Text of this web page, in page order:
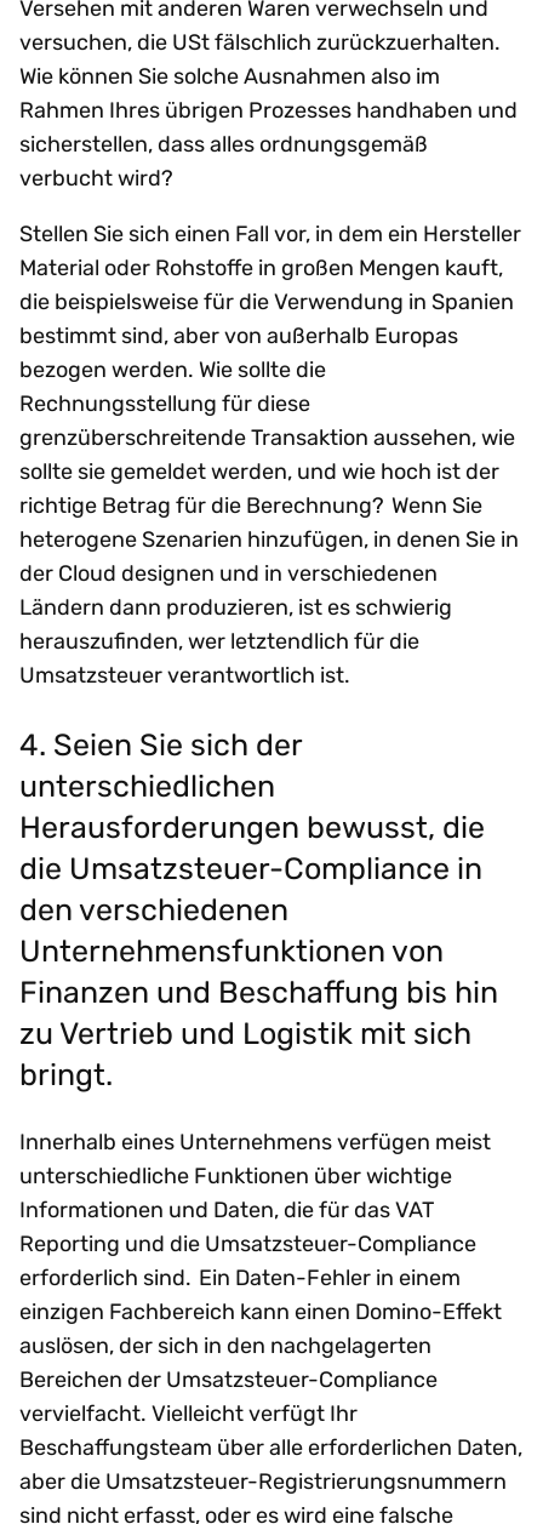
Versehen mit anderen Waren verwechseln und
versuchen, die USt fälschlich zurückzuerhalten.
Wie können Sie solche Ausnahmen also im
Rahmen Ihres übrigen Prozesses handhaben und
sicherstellen, dass alles ordnungsgemäß
verbucht wird?
Stellen Sie sich einen Fall vor, in dem ein Hersteller
Material oder Rohstoffe in großen Mengen kauft,
die beispielsweise für die Verwendung in Spanien
bestimmt sind, aber von außerhalb Europas
bezogen werden. Wie sollte die
Rechnungsstellung für diese
grenzüberschreitende Transaktion aussehen, wie
sollte sie gemeldet werden, und wie hoch ist der
richtige Betrag für die Berechnung? Wenn Sie
heterogene Szenarien hinzufügen, in denen Sie in
der Cloud designen und in verschiedenen
Ländern dann produzieren, ist es schwierig
herauszufinden, wer letztendlich für die
Umsatzsteuer verantwortlich ist.
4. Seien Sie sich der
unterschiedlichen
Herausforderungen bewusst, die
die Umsatzsteuer-Compliance in
den verschiedenen
Unternehmensfunktionen von
Finanzen und Beschaffung bis hin
zu Vertrieb und Logistik mit sich
bringt.
Innerhalb eines Unternehmens verfügen meist
unterschiedliche Funktionen über wichtige
Informationen und Daten, die für das VAT
Reporting und die Umsatzsteuer-Compliance
erforderlich sind. Ein Daten-Fehler in einem
einzigen Fachbereich kann einen Domino-Effekt
auslösen, der sich in den nachgelagerten
Bereichen der Umsatzsteuer-Compliance
vervielfacht. Vielleicht verfügt Ihr
Beschaffungsteam über alle erforderlichen Daten,
aber die Umsatzsteuer-Registrierungsnummern
sind nicht erfasst, oder es wird eine falsche